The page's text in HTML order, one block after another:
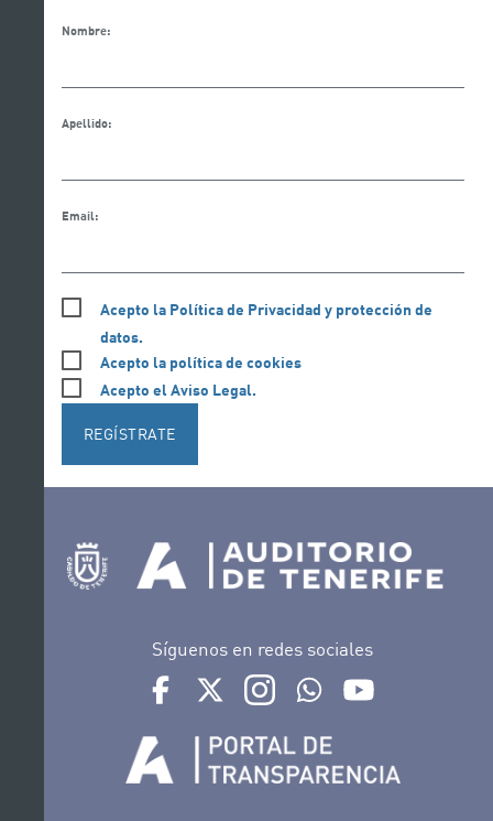
Nombre:
Apellido:
Email:
Acepto la Política de Privacidad y protección de
datos.
Acepto la política de cookies
Acepto el Aviso Legal.
REGÍSTRATE
Síguenos en redes sociales
Ir a perfil de Auditorio de Tenerife en Facebook
Ir a perfil de Auditorio de Tenerife en
Ir a perfil de Auditorio de
Ir al Boletín Whatsapp